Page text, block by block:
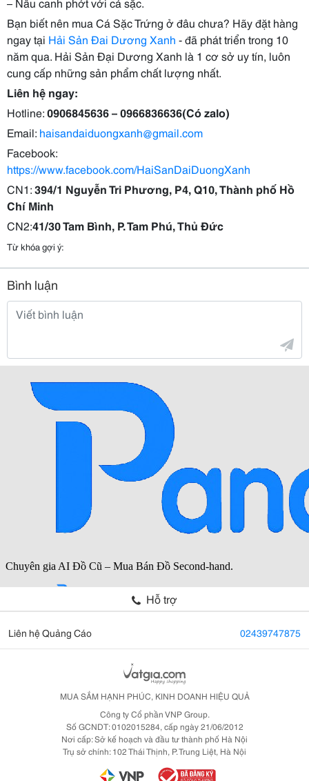
Bạn biết nên mua Cá Sặc Trứng ở đâu chưa? Hãy đặt hàng
ngay tại Hải Sản Đai Dương Xanh - đã phát triển trong 10
năm qua. Hải Sản Đại Dương Xanh là 1 cơ sở uy tín, luôn
cung cấp những sản phẩm chất lượng nhất.
Liên hệ ngay:
Hotline:0906845636 – 0966836636(Có zalo)
Email: haisandaiduongxanh@gmail.com
Facebook:
https://www.facebook.com/HaiSanDaiDuongXanh
CN1:394/1 Nguyễn Tri Phương, P4, Q10, Thành phố Hồ
Chí Minh
CN2:41/30 Tam Bình, P. Tam Phú, Thủ Đức
Từ khóa gợi ý:
Bình luận
Hỗ trợ
Liên hệ Quảng Cáo 02439747875
MUA SẮM HẠNH PHÚC, KINH DOANH HIỆU QUẢ
Công ty Cổ phần VNP Group.
Số GCNDT: 0102015284, cấp ngày 21/06/2012
Nơi cấp: Sở kế hoạch và đầu tư thành phố Hà Nội
Trụ sở chính: 102 Thái Thịnh, P. Trung Liệt, Hà Nội